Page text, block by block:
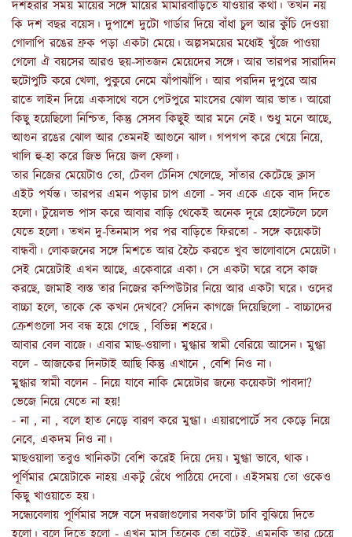
দশহরার সময় মায়ের সঙ্গে মায়ের মামারবাড়িতে যাওয়ার কথা। তখন নয়
কি দশ বছর বয়েস। দুপাশে দুটো গার্ডার দিয়ে বাঁধা চুল আর কুঁচি দেওয়া
গোলাপি রঙের ফ্রক পড়া একটা মেয়ে। অল্পসময়ের মধ্যেই খুঁজে পাওয়া
গেলো ঐ বয়সের আরও ছয়-সাতজন মেয়েদের সঙ্গে। আর তারপর সারাদিন
হুটোপুটি করে খেলা, পুকুরে নেমে ঝাঁপাঝাঁপি। আর পরদিন দুপুরে আর
রাতে লাইন দিয়ে একসাথে বসে পেটপুরে মাংসের ঝোল আর ভাত। আরো
কিছু হয়েছিলো নিশ্চিত, কিন্তু সেসব কিছুই আর মনে নেই। শুধু মনে আছে,
আগুন রঙের ঝোল আর তেমনই আগুনে ঝাল। গপগপ করে খেয়ে নিয়ে,
খালি হু-হা করে জিভ দিয়ে জল ফেলা।
তার নিজের মেয়েটাও তো, টেবল টেনিস খেলেছে, সাঁতার কেটেছে ক্লাস
এইট পর্যন্ত। তারপর এমন পড়ার চাপ এলো - সব একে একে বাদ দিতে
হলো। টুয়েলভ পাস করে আবার বাড়ি থেকেই অনেক দূরে হোস্টেলে চলে
যেতে হলো। তখন দু-তিনমাস পর পর বাড়িতে ফিরতো - সঙ্গে কয়েকটা
বান্ধবী। লোকজনের সঙ্গে মিশতে আর হৈচৈ করতে খুব ভালোবাসে মেয়েটা।
সেই মেয়েটাই এখন আছে, একেবারে একা। সে একটা ঘরে বসে কাজ
করছে, জামাই ব্যস্ত তার নিজের কম্পিউটার নিয়ে আর একটা ঘরে। ওদের
বাচ্চা হলে, তাকে কে কখন দেখবে? সেদিন কাগজে দিয়েছিলো - বাচ্চাদের
ক্রেশগুলো সব বন্ধ হয়ে গেছে , বিভিন্ন শহরে।
আবার বেল বাজে। এবার মাছ-ওয়ালা। মুগ্ধার স্বামী বেরিয়ে আসেন। মুগ্ধা
বলে - আজকের দিনটাই আছি কিন্তু এখানে , বেশি নিও না।
মুগ্ধার স্বামী বলেন - নিয়ে যাবে নাকি মেয়েটার জন্যে কয়েকটা পাবদা?
ভেজে নিয়ে যেতে না হয়!
- না , না , বলে হাত নেড়ে বারণ করে মুগ্ধা। এয়ারপোর্টে সব কেড়ে নিয়ে
নেবে, একদম নিও না।
মাছওয়ালা তবুও খানিকটা বেশি করেই দিয়ে দেয়। মুগ্ধা ভাবে, থাক।
পূর্ণিমার মেয়েটাকে নাহয় একটু রেঁধে পাঠিয়ে দেবো। এইসময় তো ওকেও
কিছু খাওয়াতে হয়।
সন্ধ্যেবেলায় পূর্ণিমার সঙ্গে বসে দরজাগুলোর সবক'টা চাবি বুঝিয়ে দিতে